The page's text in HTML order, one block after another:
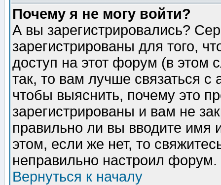
Почему я не могу войти?
А вы зарегистрировались?
зарегистрированы для того,
доступ на этот форум (в этом
так, то вам лучше связаться
чтобы выяснить, почему это
зарегистрированы и вам не
правильно ли вы вводите
этом, если же нет, то
неправильно настроил форум.
Вернуться к началу